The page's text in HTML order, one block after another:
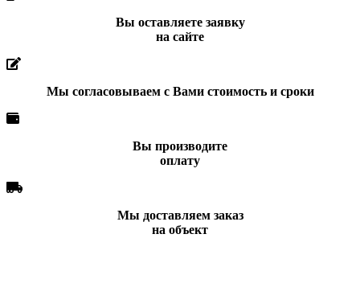
Вы оставляете заявку
на сайте
Мы согласовываем с Вами стоимость и сроки
Вы производите
оплату
Мы доставляем заказ
на объект